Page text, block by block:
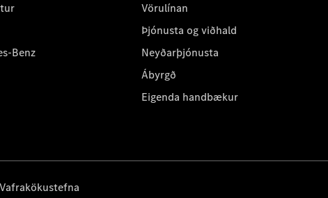
Benz
Vörulínan
Þjónusta og viðhald
Neyðarþjónusta
Ábyrgð
Eigenda handbækur
Vafrakökustefna